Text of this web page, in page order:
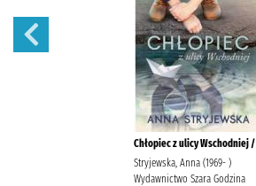
Chłopiec z ulicy Wschodniej /
Stryjewska, Anna (1969- )
Wydawnictwo Szara Godzina